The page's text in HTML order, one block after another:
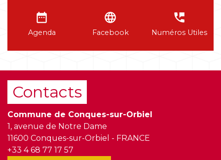
date_range
Agenda
language
Facebook
perm_phone_msg
Numéros Utiles
Contacts
Commune de Conques-sur-Orbiel
1, avenue de Notre Dame
11600 Conques-sur-Orbiel - FRANCE
+33 4 68 77 17 57